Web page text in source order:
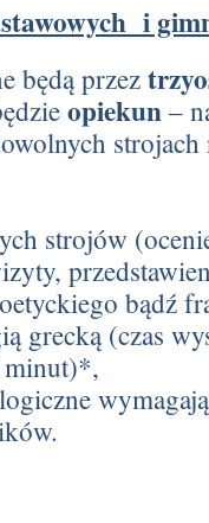
i
będą przez
opiekun–
strojów
bądź
grecką (czas
minut)*,